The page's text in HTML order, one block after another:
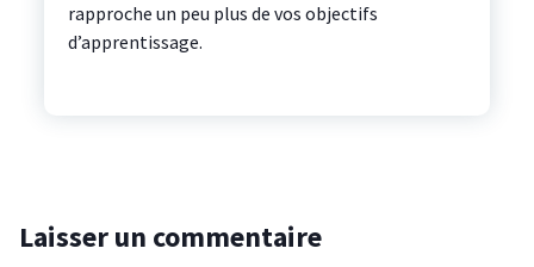
rapproche un peu plus de vos objectifs
d’apprentissage.
Laisser un commentaire